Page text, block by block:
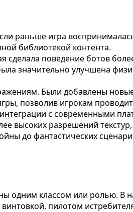
раньше игра
библиотекой контента.
сделала поведение ботов
значительно улучшена
Были добавлены
позволив игрокам
с современными
высоких разрешений
до фантастических
одним классом или ролью. В
пилотом